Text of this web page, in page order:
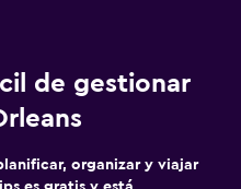
de gestionar
organizar y viajar